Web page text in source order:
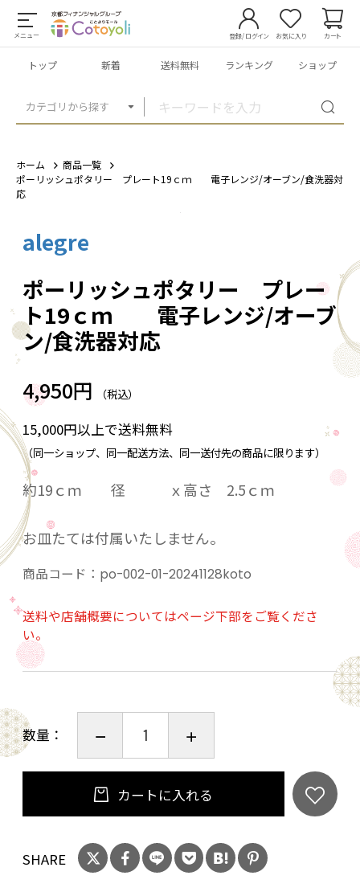
メニュー
カテゴリから探す
登録/ログイン お気に入り カート
トップ 新着 送料無料 ランキング ショップ
ホーム
商品一覧
ポーリッシュポタリー プレート19ｃｍ 電子レンジ/オーブン/食洗器対
応
alegre
ポーリッシュポタリー プレー
ト19ｃｍ 電子レンジ/オーブ
ン/食洗器対応
4,950円 （税込）
15,000円以上で送料無料
（同一ショップ、同一配送方法、同一送付先の商品に限ります）
約19ｃｍ 径 ｘ高さ 2.5ｃｍ
お皿たては付属いたしません。
商品コード： po-002-01-20241128koto
送料や店舗概要についてはページ下部をご覧くださ
い。
数量：
カートに入れる
SHARE